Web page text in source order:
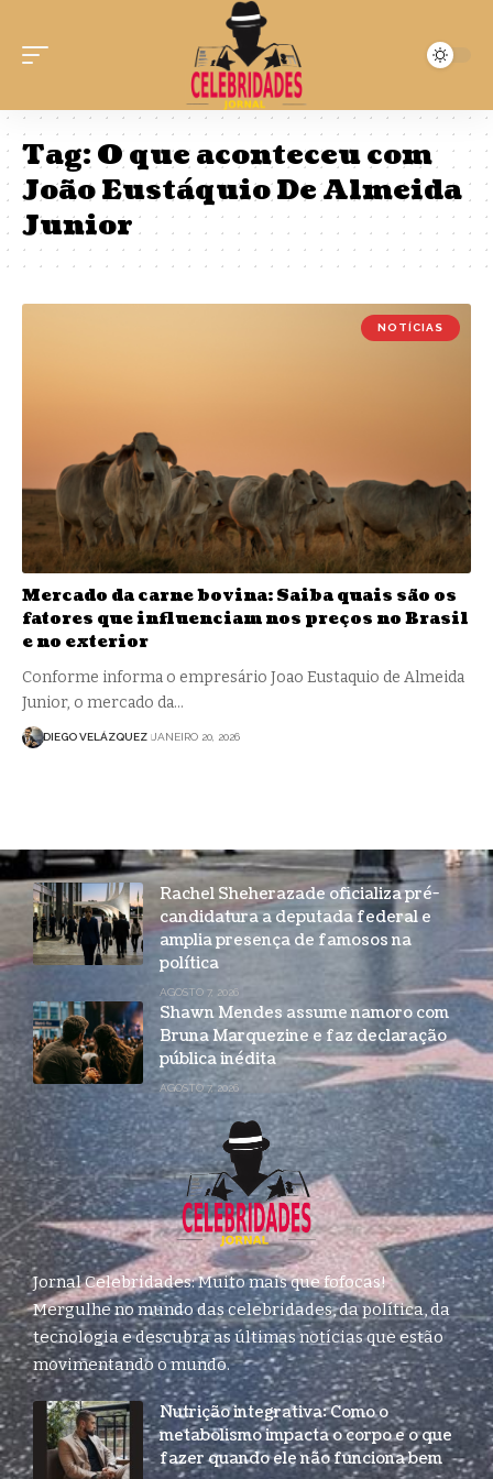
Tag:O que aconteceu com
João Eustáquio De Almeida
Junior
NOTÍCIAS
Mercado da carne bovina: Saiba quais são os
fatores que influenciam nos preços no Brasil
e no exterior
Conforme informa o empresário Joao Eustaquio de Almeida
Junior, o mercado da…
DIEGO VELÁZQUEZ JANEIRO 20, 2026
Rachel Sheherazade oficializa pré-
candidatura a deputada federal e
amplia presença de famosos na
política
AGOSTO 7, 2026
Shawn Mendes assume namoro com
Bruna Marquezine e faz declaração
pública inédita
AGOSTO 7, 2026
Jornal Celebridades: Muito mais que fofocas!
Mergulhe no mundo das celebridades, da política, da
tecnologia e descubra as últimas notícias que estão
movimentando o mundo.
Nutrição integrativa: Como o
metabolismo impacta o corpo e o que
fazer quando ele não funciona bem